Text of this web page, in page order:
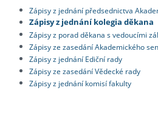
Zápisy z jednání předsednictva
Zápisy z jednání kolegia děkana
Zápisy z porad děkana s vedoucími
Zápisy ze zasedání Akademického
Zápisy z jednání Ediční rady
Zápisy ze zasedání Vědecké rady
Zápisy z jednání komisí fakulty